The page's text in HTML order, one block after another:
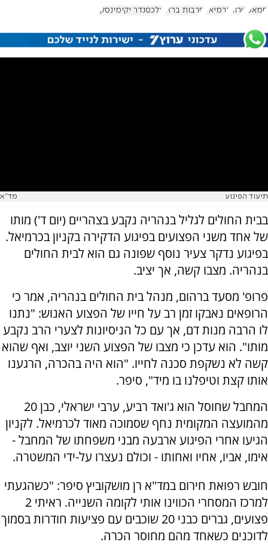
חמאס טרור כרמיאל חרבות ברזל אלכסנדר יקימינסקי
תיעוד הפיגוע מד"א
בבית החולים לגליל בנהריה נקבע בצהריים (יום ד') מותו
של אחד משני הפצועים בפיגוע הדקירה בקניון בכרמיאל.
בפיגוע נדקר צעיר נוסף שפונה גם הוא לבית החולים
בנהריה. מצבו קשה, אך יציב.
פרופ' מסעד ברהום, מנהל בית החולים בנהריה, אמר כי
הרופאים נאבקו זמן רב על חייו של הפצוע האנוש: "נתנו
לו הרבה מנות דם, אך עם כל הניסיונות לצערי הרב נקבע
מותו". הוא עדכן כי מצבו של הפצוע השני יוצב, ואף שהוא
קשה לא נשקפת סכנה לחייו. "הוא היה בהכרה, הרגענו
אותו קצת וטיפלנו בו מיד", סיפר.
המחבל שחוסל הוא ג'ואד רביע, ערבי ישראלי, כבן 20
מהמועצה המקומית נחף שסמוכה מאוד לכרמיאל. לקניון
הגיעו אחרי הפיגוע ארבעה מבני משפחתו של המחבל -
אימו, אביו, אחיו ואחותו - וכולם נעצרו על-ידי המשטרה.
חובש רפואת חירום במד"א רן מושקוביץ סיפר: "כשהגעתי
למרכז המסחרי הכווינו אותי לקומה השנייה. ראיתי 2
פצועים, גברים כבני 20 שוכבים עם פציעות חודרות בסמוך
לדוכנים כשאחד מהם מחוסר הכרה.